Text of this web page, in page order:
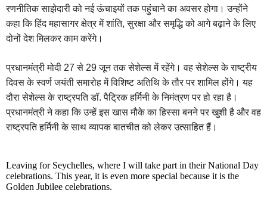
रणनीतिक साझेदारी को नई ऊंचाइयों तक पहुंचाने का अवसर होगा। उन्होंने
कहा कि हिंद महासागर क्षेत्र में शांति, सुरक्षा और समृद्धि को आगे बढ़ाने के लिए
दोनों देश मिलकर काम करेंगे।
प्रधानमंत्री मोदी 27 से 29 जून तक सेशेल्स में रहेंगे। वह सेशेल्स के राष्ट्रीय
दिवस के स्वर्ण जयंती समारोह में विशिष्ट अतिथि के तौर पर शामिल होंगे। यह
दौरा सेशेल्स के राष्ट्रपति डॉ. पैट्रिक हर्मिनी के निमंत्रण पर हो रहा है।
प्रधानमंत्री ने कहा कि उन्हें इस खास मौके का हिस्सा बनने पर खुशी है और वह
राष्ट्रपति हर्मिनी के साथ व्यापक बातचीत को लेकर उत्साहित हैं।
Leaving for Seychelles, where I will take part in their National Day
celebrations. This year, it is even more special because it is the
Golden Jubilee celebrations.